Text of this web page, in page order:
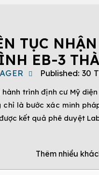
TỤC
EB-3
Published: 30
hành trình định cư Mỹ
chỉ là bước xác minh
kết quả phê duyệt
Thêm nhiều